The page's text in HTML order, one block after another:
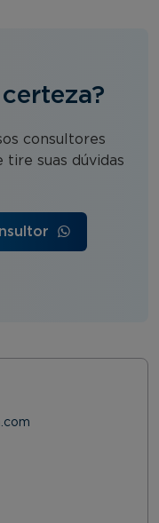
consultores
tire suas dúvidas